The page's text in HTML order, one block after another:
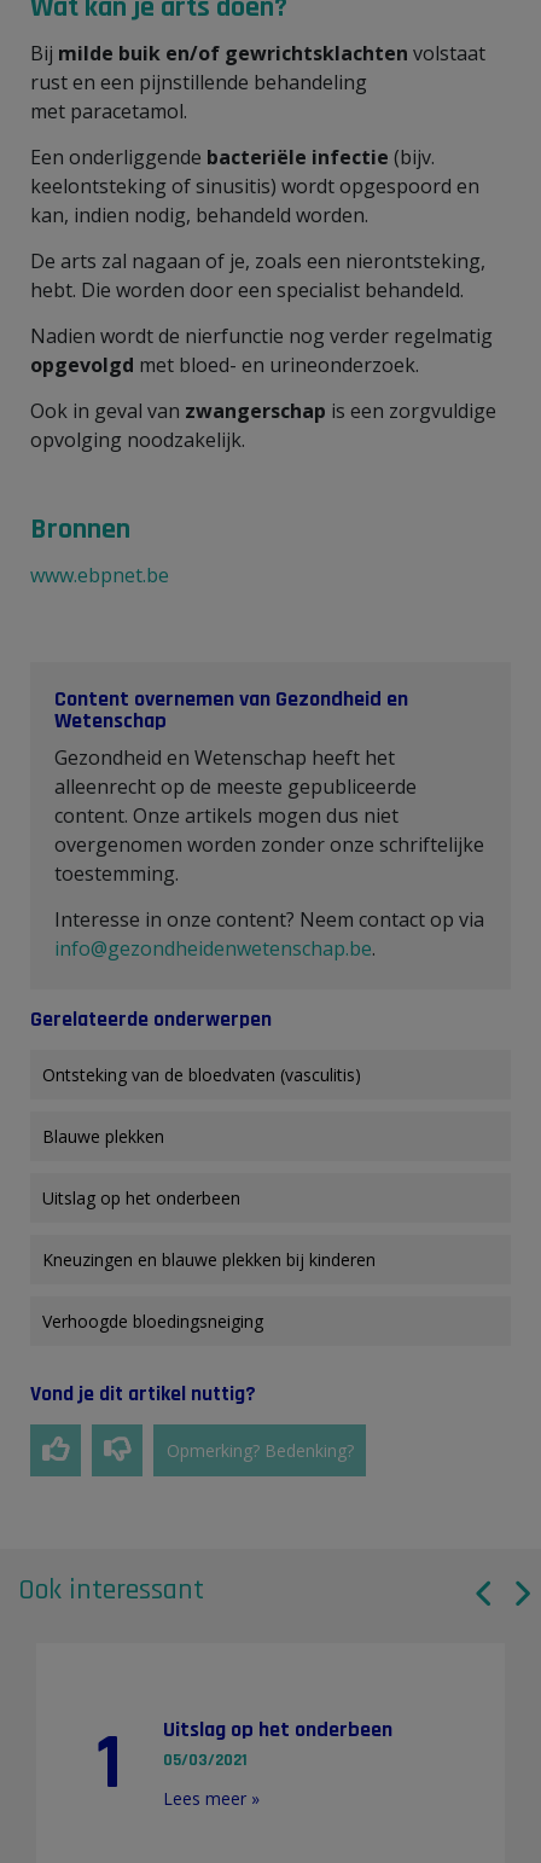
Bij milde buik en/of gewrichtsklachten volstaat
rust en een pijnstillende behandeling
met paracetamol.
Een onderliggende bacteriële infectie (bijv.
keelontsteking of sinusitis) wordt opgespoord en
kan, indien nodig, behandeld worden.
De arts zal nagaan of je, zoals een nierontsteking,
hebt. Die worden door een specialist behandeld.
Nadien wordt de nierfunctie nog verder regelmatig
opgevolgd met bloed- en urineonderzoek.
Ook in geval van zwangerschap is een zorgvuldige
opvolging noodzakelijk.
Bronnen
www.ebpnet.be
Content overnemen van Gezondheid en
Wetenschap
Gezondheid en Wetenschap heeft het
alleenrecht op de meeste gepubliceerde
content. Onze artikels mogen dus niet
overgenomen worden zonder onze schriftelijke
toestemming.
Interesse in onze content? Neem contact op via
info@gezondheidenwetenschap.be.
Gerelateerde onderwerpen
Ontsteking van de bloedvaten (vasculitis)
Blauwe plekken
Uitslag op het onderbeen
Kneuzingen en blauwe plekken bij kinderen
Verhoogde bloedingsneiging
Vond je dit artikel nuttig?
Opmerking? Bedenking?
Ook interessant
1 Uitslag op het onderbeen
05/03/2021
Lees meer »